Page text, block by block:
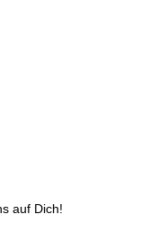
auf Dich!